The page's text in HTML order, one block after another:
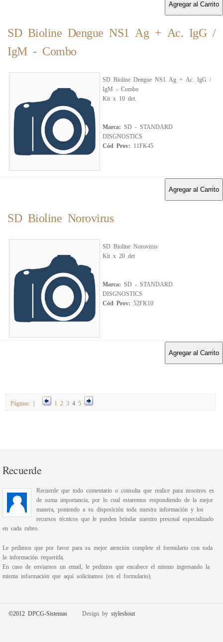
Agregar al Carrito
SD Bioline Dengue NS1 Ag + Ac. IgG /
IgM - Combo
SD Bioline Dengue NS1 Ag + Ac. IgG /
IgM - Combo
Kit x 10 det.
Marca: SD - STANDARD
DISGNOSTICS
Cód Prov: 11FK45
Agregar al Carrito
SD Bioline Norovirus
SD Bioline Norovirus
Kit x 20 det
Marca: SD - STANDARD
DISGNOSTICS
Cód Prov: 52FK10
Agregar al Carrito
Páginas: | 1 2 3 4 5
Recuerde
Recuerde que todo comentario o consulta que realice para nosotros es
de suma importancia, por lo cual estaremos respondiendo de la mejor
manera, poniendo a su disposición toda nuestra información y los
recursos técnicos que le pueden brindar nuestro presonal especializado
en cada rubro.
Le pedimos que por favor para su mejor atención complete el formulario con toda
la información requerida.
En caso de enviarnos un email, le pedimos que encabece el mismo ingresando la
misma información que aquí solicitamos (en el formulario).
©2012 DPCG-Sistemas Design by styleshout